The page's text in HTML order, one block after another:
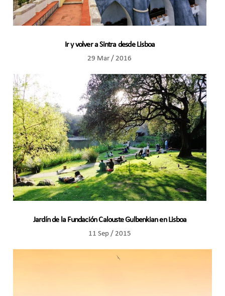
Ir y volver a Sintra desde Lisboa
29 Mar / 2016
Jardín de la Fundación Calouste Gulbenkian en Lisboa
11 Sep / 2015